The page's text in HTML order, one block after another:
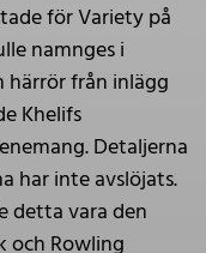
för Variety på
namnges i
från inlägg
Khelifs
Detaljerna
har inte avslöjats.
detta vara den
och Rowling